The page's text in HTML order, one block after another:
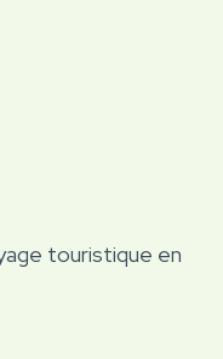
touristique en